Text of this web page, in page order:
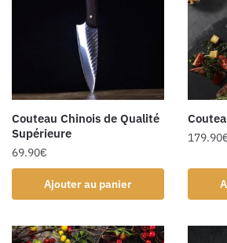
Couteau Chinois de Qualité
Supérieure
69.90€
Ajouter au panier
179.90